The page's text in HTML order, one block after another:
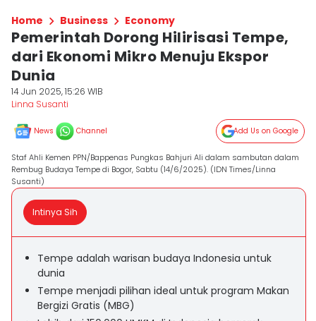
Home Business Economy
Pemerintah Dorong Hilirisasi Tempe,
dari Ekonomi Mikro Menuju Ekspor
Dunia
14 Jun 2025, 15:26 WIB
Linna Susanti
News Channel Add Us on Google
Staf Ahli Kemen PPN/Bappenas Pungkas Bahjuri Ali dalam sambutan dalam
Rembug Budaya Tempe di Bogor, Sabtu (14/6/2025). (IDN Times/Linna
Susanti)
Intinya Sih
Tempe adalah warisan budaya Indonesia untuk
dunia
Tempe menjadi pilihan ideal untuk program Makan
Bergizi Gratis (MBG)